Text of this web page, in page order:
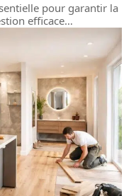
pour garantir la
efficace…